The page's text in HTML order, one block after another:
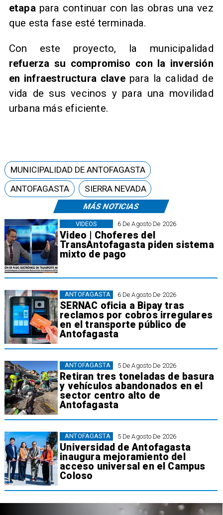
etapapara continuar con las obras una vez
que esta fase esté terminada.
Con este proyecto, la municipalidad
refuerza su compromiso con la inversión
en infraestructura clave para la calidad de
vida de sus vecinos y para una movilidad
urbana más eficiente.
MÁS NOTICIAS
6 De Agosto De 2026
Video | Choferes del
TransAntofagasta piden sistema
mixto de pago
VIDEOS
6 De Agosto De 2026
SERNAC oficia a Bipay tras
reclamos por cobros irregulares
en el transporte público de
Antofagasta
ANTOFAGASTA
5 De Agosto De 2026
Retiran tres toneladas de basura
y vehículos abandonados en el
sector centro alto de
Antofagasta
ANTOFAGASTA
5 De Agosto De 2026
Universidad de Antofagasta
inaugura mejoramiento del
acceso universal en el Campus
Coloso
ANTOFAGASTA
MUNICIPALIDAD DE ANTOFAGASTA
ANTOFAGASTA
SIERRA NEVADA